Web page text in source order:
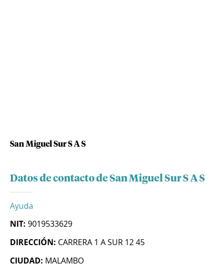
San Miguel Sur S A S
Datos de contacto de San Miguel Sur S A S
Ayuda
NIT: 9019533629
DIRECCIÓN: CARRERA 1 A SUR 12 45
CIUDAD: MALAMBO